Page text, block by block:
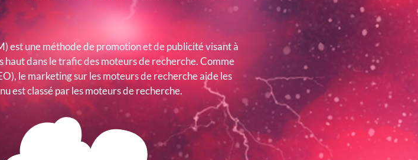
est une méthode de promotion et de publicité visant à
haut dans le trafic des moteurs de recherche. Comme
le marketing sur les moteurs de recherche aide les
est classé par les moteurs de recherche.